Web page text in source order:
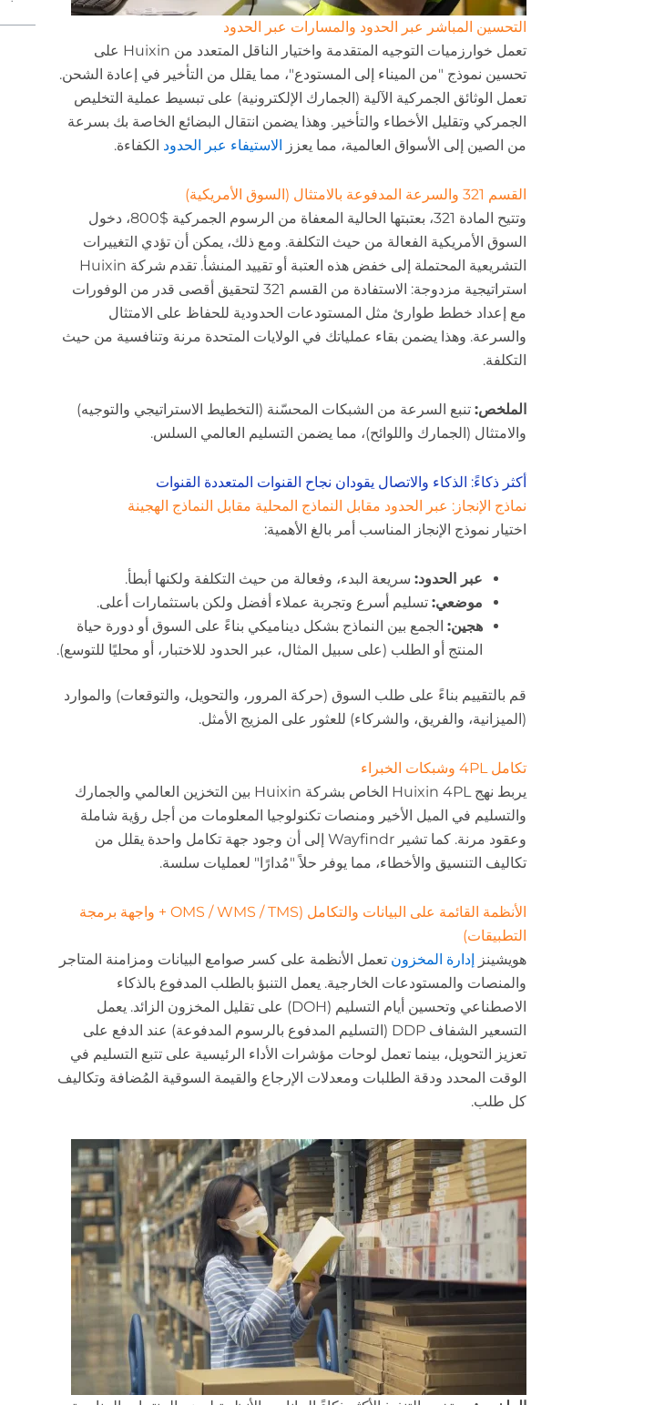
التحسين المباشر عبر الحدود والمسارات عبر الحدود
تعمل خوارزميات التوجيه المتقدمة واختيار الناقل المتعدد من Huixin على
تحسين نموذج "من الميناء إلى المستودع"، مما يقلل من التأخير في إعادة الشحن.
تعمل الوثائق الجمركية الآلية (الجمارك الإلكترونية) على تبسيط عملية التخليص
الجمركي وتقليل الأخطاء والتأخير. وهذا يضمن انتقال البضائع الخاصة بك بسرعة
من الصين إلى الأسواق العالمية، مما يعزز الاستيفاء عبر الحدود الكفاءة.
القسم 321 والسرعة المدفوعة بالامتثال (السوق الأمريكية)
وتتيح المادة 321، بعتبتها الحالية المعفاة من الرسوم الجمركية $800، دخول
السوق الأمريكية الفعالة من حيث التكلفة. ومع ذلك، يمكن أن تؤدي التغييرات
التشريعية المحتملة إلى خفض هذه العتبة أو تقييد المنشأ. تقدم شركة Huixin
استراتيجية مزدوجة: الاستفادة من القسم 321 لتحقيق أقصى قدر من الوفورات
مع إعداد خطط طوارئ مثل المستودعات الحدودية للحفاظ على الامتثال
والسرعة. وهذا يضمن بقاء عملياتك في الولايات المتحدة مرنة وتنافسية من حيث
التكلفة.
الملخص:تنبع السرعة من الشبكات المحسّنة (التخطيط الاستراتيجي والتوجيه)
والامتثال (الجمارك واللوائح)، مما يضمن التسليم العالمي السلس.
أكثر ذكاءً: الذكاء والاتصال يقودان نجاح القنوات المتعددة القنوات
نماذج الإنجاز: عبر الحدود مقابل النماذج المحلية مقابل النماذج الهجينة
اختيار نموذج الإنجاز المناسب أمر بالغ الأهمية:
عبر الحدود:سريعة البدء، وفعالة من حيث التكلفة ولكنها أبطأ.
موضعي:تسليم أسرع وتجربة عملاء أفضل ولكن باستثمارات أعلى.
هجين:الجمع بين النماذج بشكل ديناميكي بناءً على السوق أو دورة حياة
المنتج أو الطلب (على سبيل المثال، عبر الحدود للاختبار، أو محليًا للتوسع).
قم بالتقييم بناءً على طلب السوق (حركة المرور، والتحويل، والتوقعات) والموارد
(الميزانية، والفريق، والشركاء) للعثور على المزيج الأمثل.
تكامل 4PL وشبكات الخبراء
يربط نهج Huixin 4PL الخاص بشركة Huixin بين التخزين العالمي والجمارك
والتسليم في الميل الأخير ومنصات تكنولوجيا المعلومات من أجل رؤية شاملة
وعقود مرنة. كما تشير Wayfindr إلى أن وجود جهة تكامل واحدة يقلل من
تكاليف التنسيق والأخطاء، مما يوفر حلاً "مُدارًا" لعمليات سلسة.
الأنظمة القائمة على البيانات والتكامل (OMS / WMS / TMS + واجهة برمجة
التطبيقات)
هويشينز إدارة المخزون تعمل الأنظمة على كسر صوامع البيانات ومزامنة المتاجر
والمنصات والمستودعات الخارجية. يعمل التنبؤ بالطلب المدفوع بالذكاء
الاصطناعي وتحسين أيام التسليم (DOH) على تقليل المخزون الزائد. يعمل
التسعير الشفاف DDP (التسليم المدفوع بالرسوم المدفوعة) عند الدفع على
تعزيز التحويل، بينما تعمل لوحات مؤشرات الأداء الرئيسية على تتبع التسليم في
الوقت المحدد ودقة الطلبات ومعدلات الإرجاع والقيمة السوقية المُضافة وتكاليف
كل طلب.